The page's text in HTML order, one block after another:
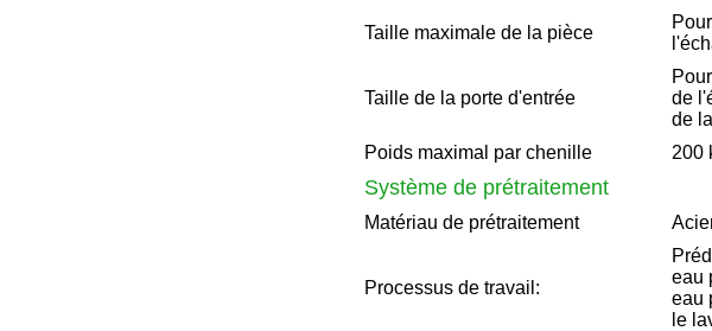
Taille maximale de la pièce
Taille de la porte d'entrée
de
de
Poids maximal par chenille
200
Système de prétraitement
Matériau de prétraitement
Processus de travail:
eau
eau
le